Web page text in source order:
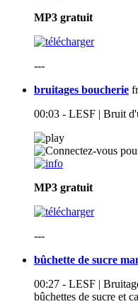
MP3 gratuit
---
bruitages boucherie
00:03 - LESF | Bruit
MP3 gratuit
---
bûchette de sucre
00:27 - LESF |
bûchettes de sucre et